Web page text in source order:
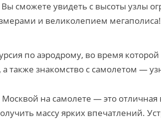
Вы сможете увидеть с высоты узлы
и великолепием мегаполиса!
по аэродрому, во время
также знакомство с самолетом —
на самолете — это отличная
массу ярких впечатлений.